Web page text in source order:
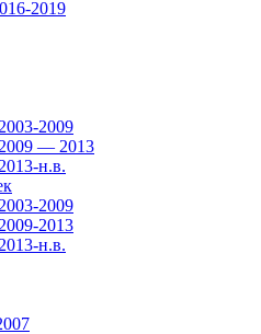
2019
2003-2009
2009 — 2013
2013-н.в.
2003-2009
2009-2013
2013-н.в.